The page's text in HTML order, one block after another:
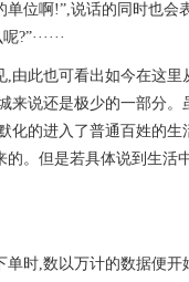
位啊!”,说话的同时也会
此也可看出如今在这里
来说还是极少的一部分
化的进入了普通百姓的生
。但是若具体说到生活
时,数以万计的数据便